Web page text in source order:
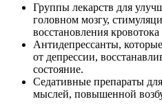
Группы лекарств для
головном мозгу,
восстановления
Антидепрессанты,
от депрессии,
состояние.
Седативные препараты
мыслей, повышенной